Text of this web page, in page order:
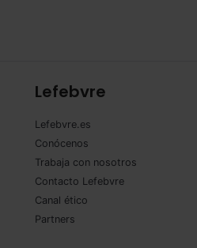
Lefebvre
Lefebvre.es
Conócenos
Trabaja con nosotros
Contacto Lefebvre
Canal ético
Partners